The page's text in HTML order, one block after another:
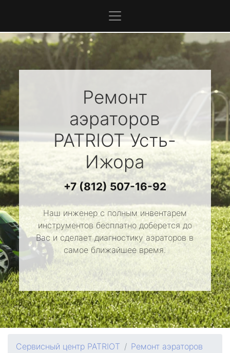
Ремонт
аэраторов
PATRIOTУсть-
Ижора
+7 (812) 507-16-92
Наш инженер с полным инвентарем
инструментов бесплатно доберется до
Вас и сделает диагностику аэраторов в
самое ближайшее время.
Сервисный центр PATRIOT
Ремонт аэраторов